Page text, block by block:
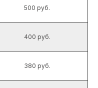
500 руб.
400 руб.
380 руб.